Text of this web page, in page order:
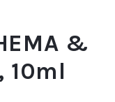
&
10ml